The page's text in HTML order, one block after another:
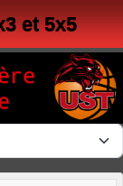
et 5x5